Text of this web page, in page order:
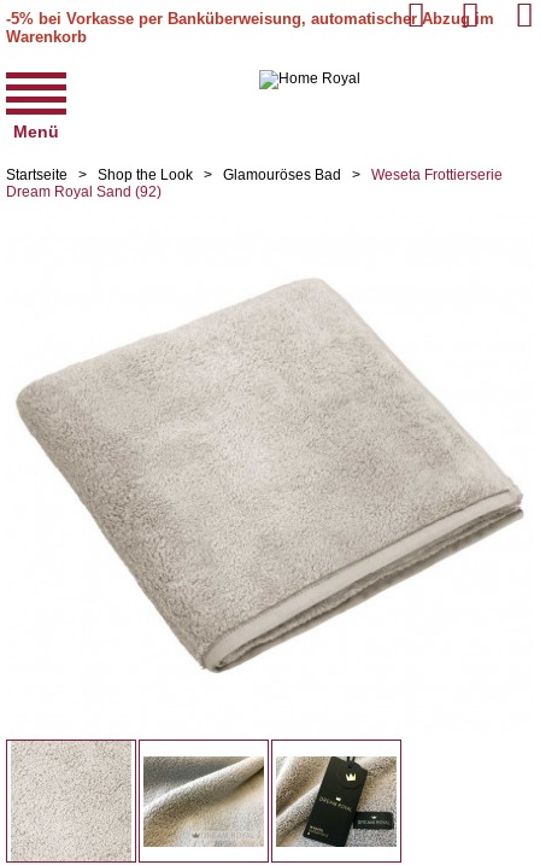
-5% bei Vorkasse per Banküberweisung, automatischer Abzug im
Warenkorb
Menü
Startseite > Shop the Look > Glamouröses Bad >
Weseta Frottierserie
Dream Royal Sand (92)